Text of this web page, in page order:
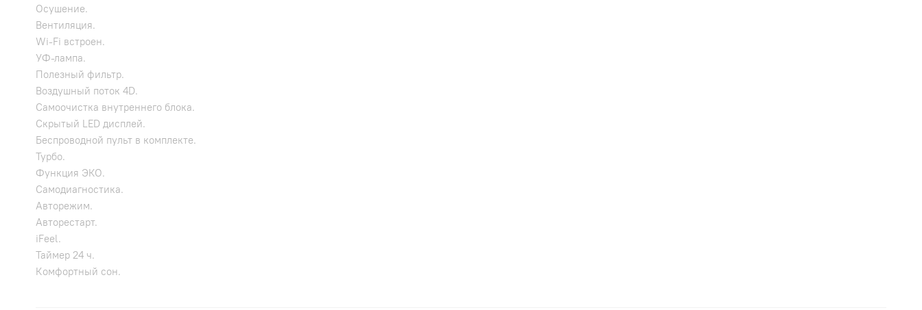
Осушение.
Вентиляция.
Wi-Fi встроен.
УФ-лампа.
Полезный фильтр.
Воздушный поток 4D.
Самоочистка внутреннего блока.
Скрытый LED дисплей.
Беспроводной пульт в комплекте.
Турбо.
Функция ЭКО.
Самодиагностика.
Авторежим.
Авторестарт.
iFeel.
Таймер 24 ч.
Комфортный сон.